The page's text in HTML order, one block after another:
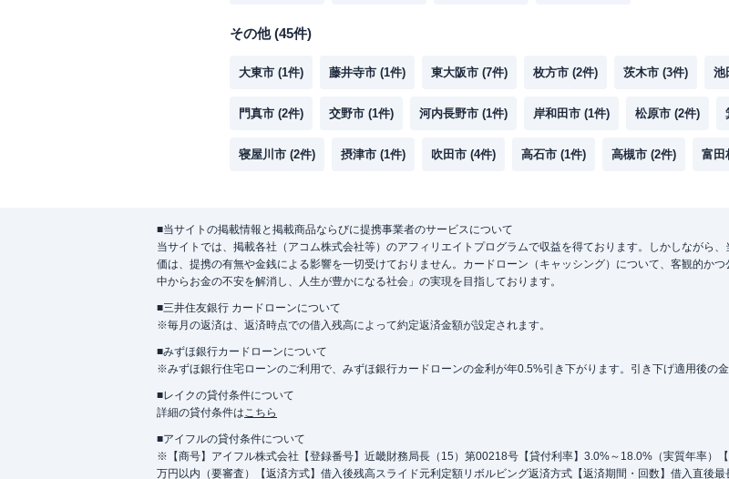
その他(45件)
大東市 (1件) 藤井寺市 (1件) 東大阪市 (7件) 枚方市 (2件) 茨木市 (3件) 池
門真市 (2件) 交野市 (1件) 河内長野市 (1件) 岸和田市 (1件) 松原市 (2件)
寝屋川市 (2件) 摂津市 (1件) 吹田市 (4件) 高石市 (1件) 高槻市 (2件) 富田
■当サイトの掲載情報と掲載商品ならびに提携事業者のサービスについて
当サイトでは、掲載各社（アコム株式会社等）のアフィリエイトプログラムで収益を得ております。しかしながら
価は、提携の有無や金銭による影響を一切受けておりません。カードローン（キャッシング）について、客観的か
中からお金の不安を解消し、人生が豊かになる社会」の実現を目指しております。
■三井住友銀行 カードローンについて
※毎月の返済は、返済時点での借入残高によって約定返済金額が設定されます。
■みずほ銀行カードローンについて
※みずほ銀行住宅ローンのご利用で、みずほ銀行カードローンの金利が年0.5%引き下がります。引き下げ適用後の
■レイクの貸付条件について
詳細の貸付条件はこちら
■アイフルの貸付条件について
※【商号】アイフル株式会社【登録番号】近畿財務局長（15）第00218号【貸付利率】3.0%～18.0%（実質年率）
万円以内（要審査）【返済方式】借入後残高スライド元利定額リボルビング返済方式【返済期間・回数】借入直後